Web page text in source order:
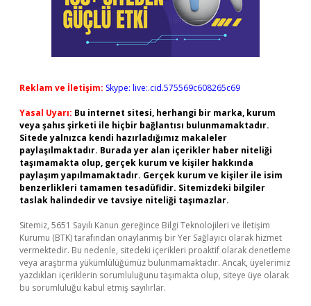
Reklam ve İletişim: Skype: live:.cid.575569c608265c69
Yasal Uyarı: Bu internet sitesi, herhangi bir marka, kurum
veya şahıs şirketi ile hiçbir bağlantısı bulunmamaktadır.
Sitede yalnızca kendi hazırladığımız makaleler
paylaşılmaktadır. Burada yer alan içerikler haber niteliği
taşımamakta olup, gerçek kurum ve kişiler hakkında
paylaşım yapılmamaktadır. Gerçek kurum ve kişiler ile isim
benzerlikleri tamamen tesadüfidir. Sitemizdeki bilgiler
taslak halindedir ve tavsiye niteliği taşımazlar.
Sitemiz, 5651 Sayılı Kanun gereğince Bilgi Teknolojileri ve İletişim
Kurumu (BTK) tarafından onaylanmış bir Yer Sağlayıcı olarak hizmet
vermektedir. Bu nedenle, sitedeki içerikleri proaktif olarak denetleme
veya araştırma yükümlülüğümüz bulunmamaktadır. Ancak, üyelerimiz
yazdıkları içeriklerin sorumluluğunu taşımakta olup, siteye üye olarak
bu sorumluluğu kabul etmiş sayılırlar.